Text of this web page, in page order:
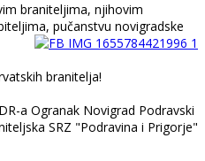
braniteljima, njihovim
pučanstvu novigradske
branitelja!
a Ogranak Novigrad Podravski
SRZ "Podravina i Prigorje"